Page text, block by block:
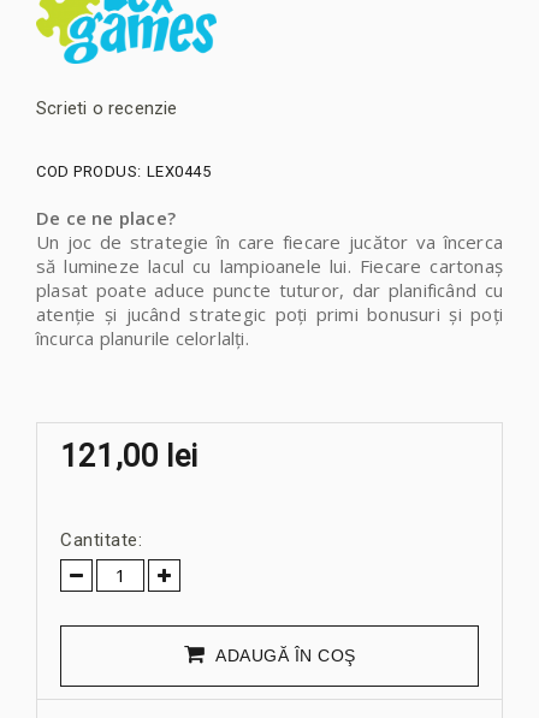
Scrieti o recenzie
COD PRODUS: LEX0445
De ce ne place?
Un joc de strategie în care fiecare jucător va încerca
să lumineze lacul cu lampioanele lui. Fiecare cartonaș
plasat poate aduce puncte tuturor, dar planificând cu
atenție și jucând strategic poți primi bonusuri și poți
încurca planurile celorlalți.
121,00 lei
Cantitate:
ADAUGĂ ÎN COŞ